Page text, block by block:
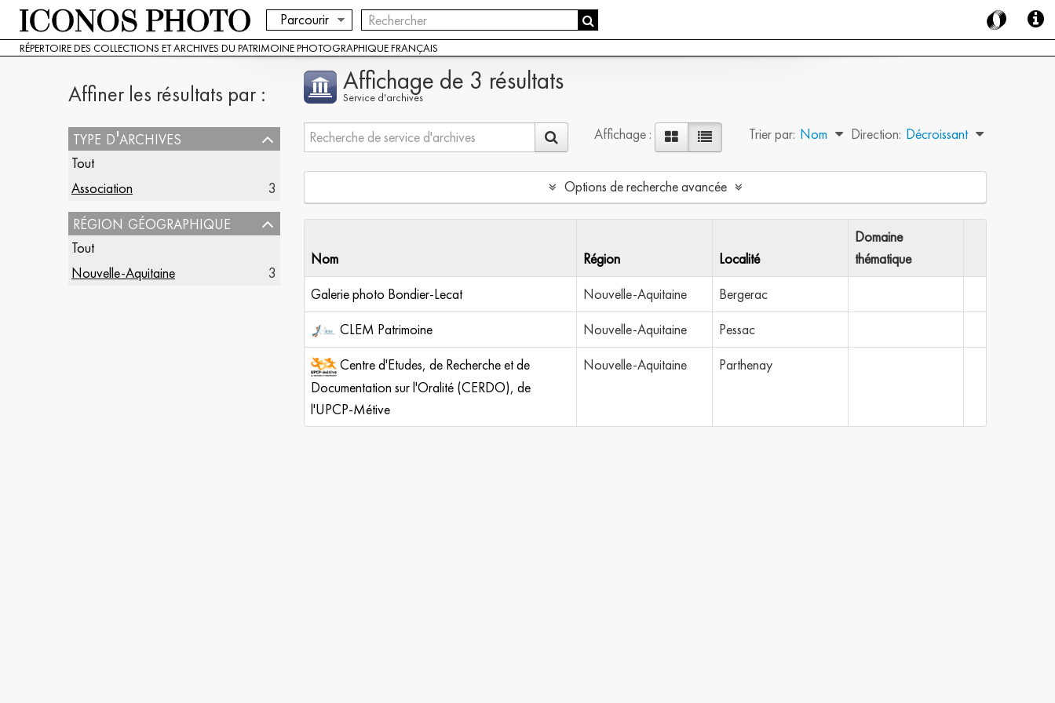
Parcourir
RÉPERTOIRE DES COLLECTIONS ET ARCHIVES DU PATRIMOINE PHOTOGRAPHIQUE FRANÇAIS
Affiner les résultats par :
type d'archives
Tout
Association
3
région géographique
Tout
Nouvelle-Aquitaine
3
Affichage de 3 résultats
Service d'archives
Affichage : Trier par: Nom Direction: Décroissant
Options de recherche avancée
Nom Région Localité
Domaine
thématique
Galerie photo Bondier-Lecat
Nouvelle-Aquitaine
Bergerac
CLEM Patrimoine
Nouvelle-Aquitaine
Pessac
Centre d'Etudes, de Recherche et de
Documentation sur l'Oralité (CERDO), de
l'UPCP-Métive
Nouvelle-Aquitaine Parthenay